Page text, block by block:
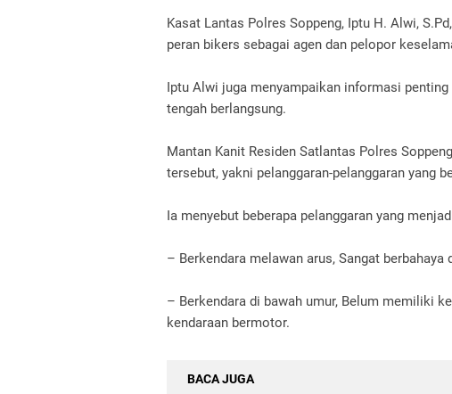
Kasat Lantas Polres Soppeng, Iptu H. Alwi,
peran bikers sebagai agen dan pelopor
Iptu Alwi juga menyampaikan informasi
tengah berlangsung.
Mantan Kanit Residen Satlantas Polres
tersebut, yakni pelanggaran-pelanggaran yang
Ia menyebut beberapa pelanggaran yang
– Berkendara melawan arus, Sangat
– Berkendara di bawah umur, Belum memiliki
kendaraan bermotor.
BACA JUGA